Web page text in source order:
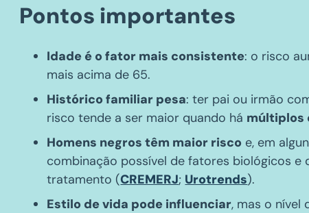
Pontos importantes
Idade é o fator mais consistente: o risco
mais acima de 65.
Histórico familiar pesa: ter pai ou irmão
risco tende a ser maior quando há múltiplos
Homens negros têm maior risco e, em
combinação possível de fatores biológicos e
tratamento (CREMERJ; Urotrends).
Estilo de vida pode influenciar, mas o nível